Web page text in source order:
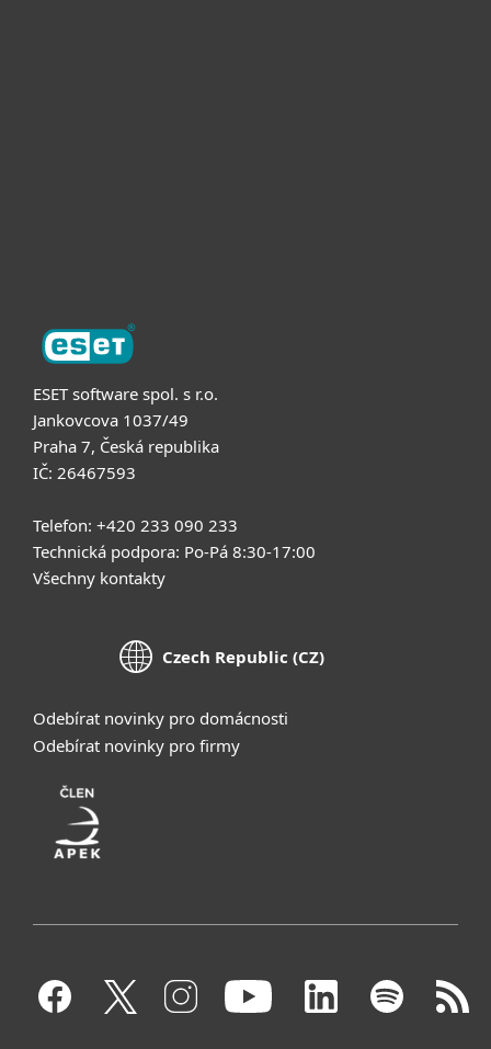
ESET software spol. s r.o.
Jankovcova 1037/49
Praha 7, Česká republika
IČ: 26467593
Telefon: +420 233 090 233
Technická podpora: Po-Pá 8:30-17:00
Všechny kontakty
Czech Republic (CZ)
Odebírat novinky pro domácnosti
Odebírat novinky pro firmy